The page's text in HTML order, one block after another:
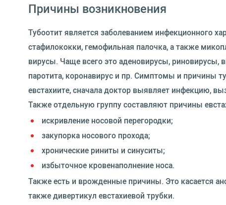
Причины возникновения
Тубоотит является заболеванием инфекционного
стафилококки, гемофильная палочка, а также
вирусы. Чаще всего это аденовирусы, риновирусы,
паротита, коронавирус и пр. Симптомы и причины
евстахиите, сначала доктор выявляет инфекцию,
Также отдельную группу составляют причины
искривление носовой перегородки;
закупорка носового прохода;
хронические риниты и синуситы;
избыточное кровенаполнение носа.
Также есть и врожденные причины. Это касается
также дивертикул евстахиевой трубки.